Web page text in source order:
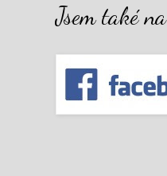
Jsem také na